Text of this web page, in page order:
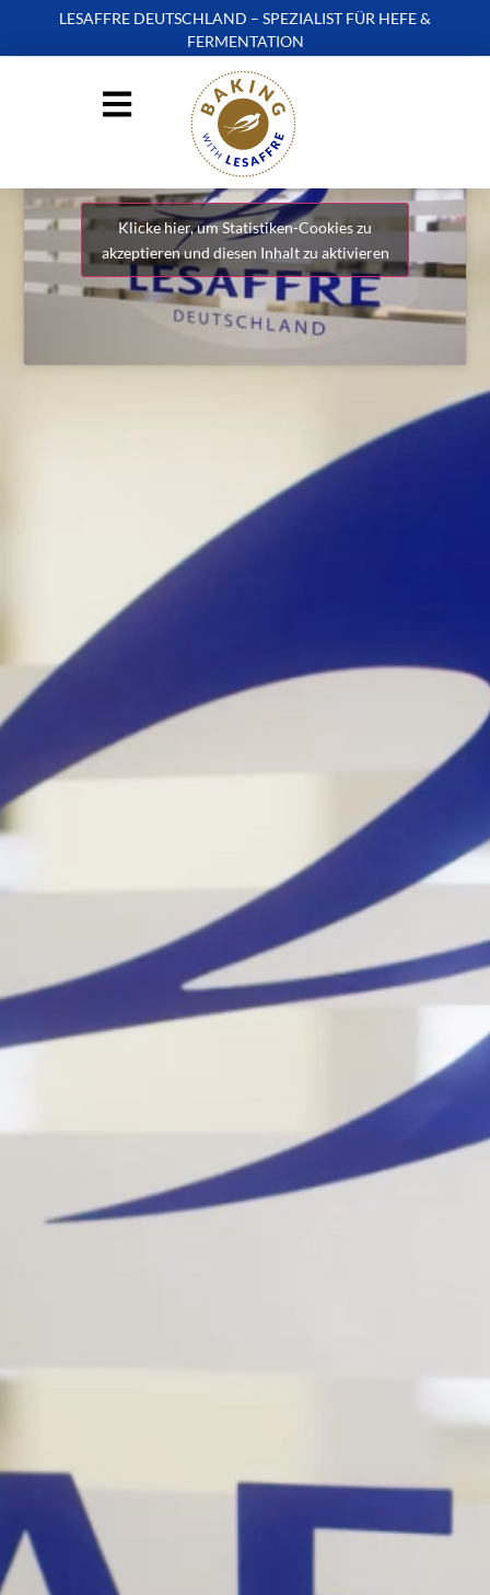
LESAFFRE DEUTSCHLAND – SPEZIALIST FÜR HEFE &
FERMENTATION
Klicke hier, um Statistiken-Cookies zu
akzeptieren und diesen Inhalt zu aktivieren